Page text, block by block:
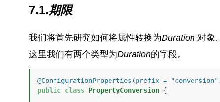
7.1.期限
我们将首先研究如何将属性转换为Duration 对象
这里我们有两个类型为Duration的字段。
@ConfigurationProperties(prefix =
public class PropertyConversion {